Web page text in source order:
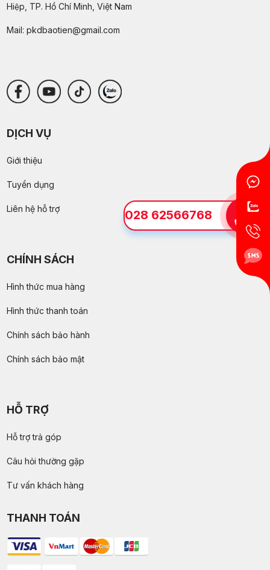
Hiệp, TP. Hồ Chí Minh, Việt Nam
Mail: pkdbaotien@gmail.com
DỊCH VỤ
Giới thiệu
Tuyển dụng
Liên hệ hỗ trợ
CHÍNH SÁCH
Hình thức mua hàng
Hình thức thanh toán
Chính sách bảo hành
Chính sách bảo mật
HỖ TRỢ
Hỗ trợ trả góp
Câu hỏi thường gặp
Tư vấn khách hàng
THANH TOÁN
028 62566768